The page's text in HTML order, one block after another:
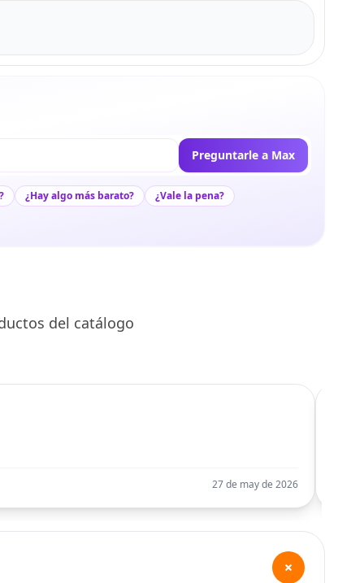
Preguntarle a Max
¿Hay algo más barato? ¿Vale la pena?
del catálogo
27 de may de 2026
+